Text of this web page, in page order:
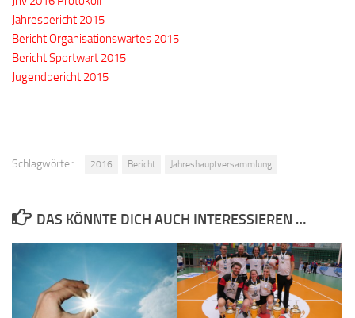
Jahresbericht 2015
Bericht Organisationswartes 2015
Bericht Sportwart 2015
Jugendbericht 2015
Schlagwörter: 2016 Bericht Jahreshauptversammlung
DAS KÖNNTE DICH AUCH INTERESSIEREN …